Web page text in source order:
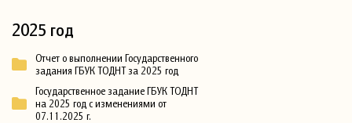
2025 год
Отчет о выполнении Государственного
задания ГБУК ТОДНТ за 2025 год
Государственное задание ГБУК ТОДНТ
на 2025 год с изменениями от
07.11.2025 г.